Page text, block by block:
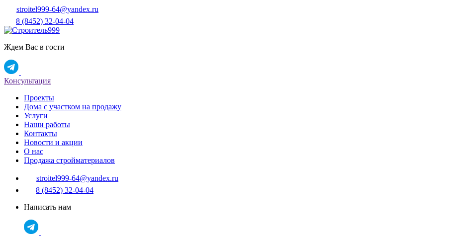
stroitel999-64@yandex.ru
8 (8452) 32-04-04
Ждем Вас в гости
Консультация
Проекты
Дома с участком на продажу
Услуги
Наши работы
Контакты
Новости и акции
О нас
Продажа стройматериалов
stroitel999-64@yandex.ru
8 (8452) 32-04-04
Написать нам